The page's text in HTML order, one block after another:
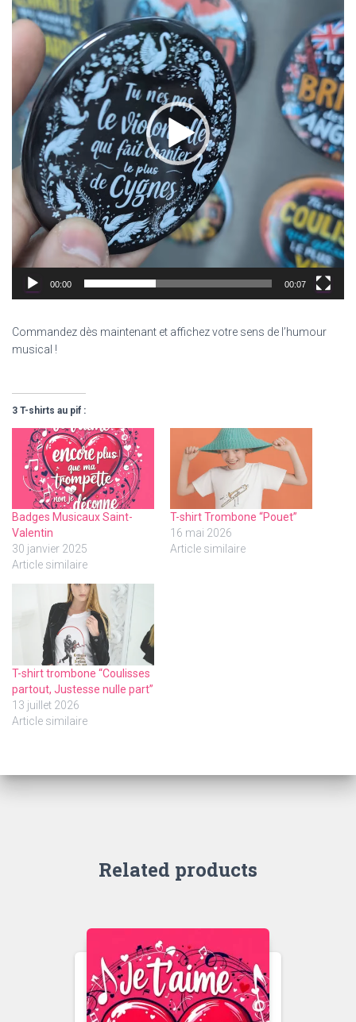
00:00 00:07
Commandez dès maintenant et affichez votre sens de l’humour
musical !
3 T-shirts au pif :
Badges Musicaux Saint-
Valentin
30 janvier 2025
Article similaire
T-shirt Trombone “Pouet”
16 mai 2026
Article similaire
T-shirt trombone “Coulisses
partout, Justesse nulle part”
13 juillet 2026
Article similaire
Related products